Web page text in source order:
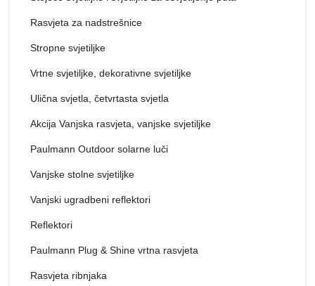
Rasvjeta za nadstrešnice
Stropne svjetiljke
Vrtne svjetiljke, dekorativne svjetiljke
Ulična svjetla, četvrtasta svjetla
Akcija Vanjska rasvjeta, vanjske svjetiljke
Paulmann Outdoor solarne luči
Vanjske stolne svjetiljke
Vanjski ugradbeni reflektori
Reflektori
Paulmann Plug & Shine vrtna rasvjeta
Rasvjeta ribnjaka